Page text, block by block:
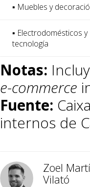
▪ Muebles y
▪ Electrodomésticos y
tecnología
Notas:
e-commerce
Fuente:
internos de
Zoel
Vilató